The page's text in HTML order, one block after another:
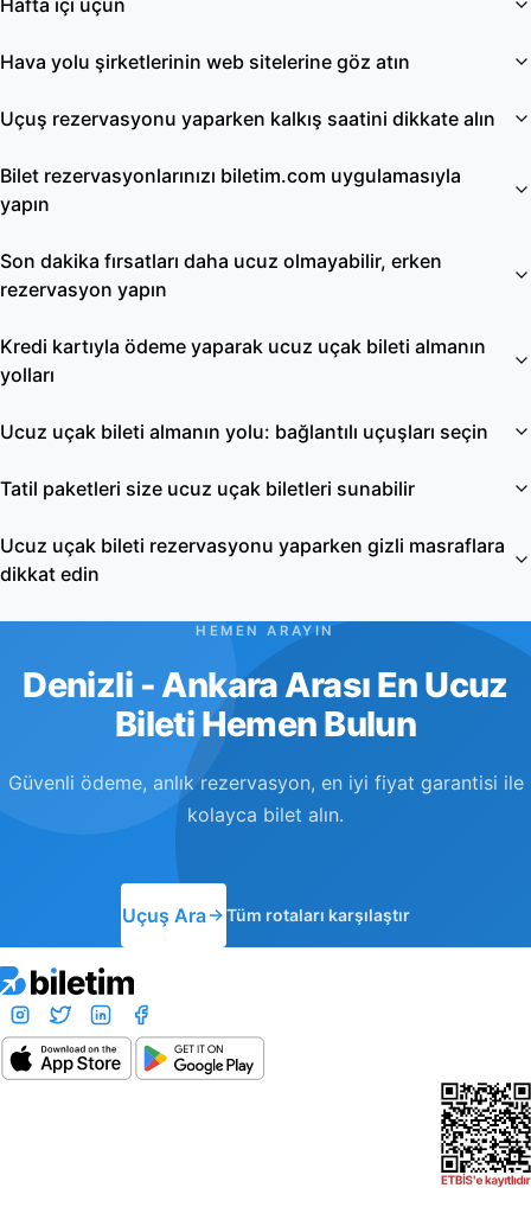
Hava yolu şirketlerinin web sitelerine göz atın
Uçuş rezervasyonu yaparken kalkış saatini dikkate alın
Bilet rezervasyonlarınızı biletim.com uygulamasıyla
yapın
Son dakika fırsatları daha ucuz olmayabilir, erken
rezervasyon yapın
Kredi kartıyla ödeme yaparak ucuz uçak bileti almanın
yolları
Ucuz uçak bileti almanın yolu: bağlantılı uçuşları seçin
Tatil paketleri size ucuz uçak biletleri sunabilir
Ucuz uçak bileti rezervasyonu yaparken gizli masraflara
dikkat edin
HEMEN ARAYIN
Denizli - Ankara Arası En Ucuz
Bileti Hemen Bulun
Güvenli ödeme, anlık rezervasyon, en iyi fiyat garantisi ile
kolayca bilet alın.
Uçuş Ara Tüm rotaları karşılaştır